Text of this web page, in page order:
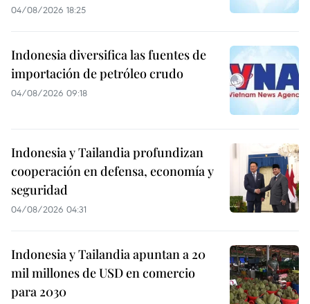
04/08/2026 18:25
Indonesia diversifica las fuentes de
importación de petróleo crudo
04/08/2026 09:18
Indonesia y Tailandia profundizan
cooperación en defensa, economía y
seguridad
04/08/2026 04:31
Indonesia y Tailandia apuntan a 20
mil millones de USD en comercio
para 2030